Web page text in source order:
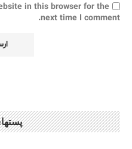
in this browser for the
next time I comment.